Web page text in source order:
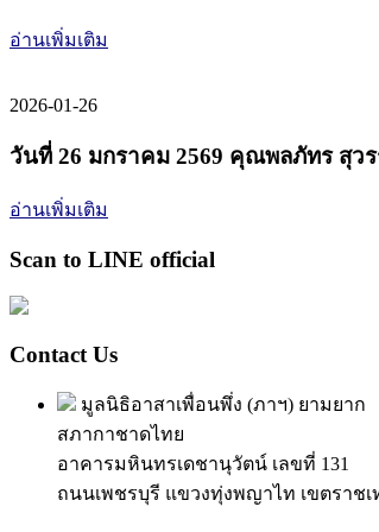
อ่านเพิ่มเติม
2026-01-26
วันที่ 26 มกราคม 2569 คุณพลภัทร สุว
อ่านเพิ่มเติม
Scan to LINE official
Contact Us
มูลนิธิอาสาเพื่อนพึ่ง (ภาฯ) ยามยาก
สภากาชาดไทย
อาคารมหินทรเดชานุวัตน์ เลขที่ 131
ถนนเพชรบุรี แขวงทุ่งพญาไท เขตราชเ